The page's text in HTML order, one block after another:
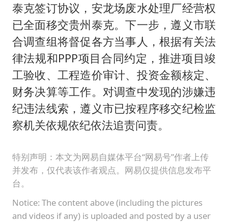
泰克签订协议，安龙场废水处理厂经营权
已全面移交贵州泰克。下一步，遵义市联
合调查组将督促各方当事人，根据有关法
律法规和PPP项目合同约定，推进项目竣
工验收、工程造价审计、投资金额核定、
财务决算等工作。对调查中发现的涉嫌违
纪违法线索，遵义市已按程序移交纪检监
察机关依规依纪依法追责问责。
特别声明：本文为网易自媒体平台“网易号”作者上传
并发布，仅代表该作者观点。网易仅提供信息发布平
台。
Notice: The content above (including the pictures
and videos if any) is uploaded and posted by a user